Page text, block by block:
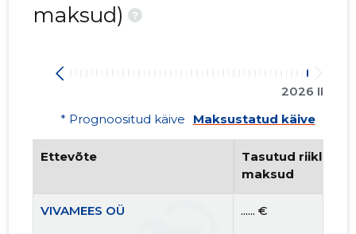
maksud)
?
2026 II
* Prognoositud käive
Maksustatud käive
Ettevõte
Tasutud riiklikud
maksud
VIVAMEES OÜ ...... €